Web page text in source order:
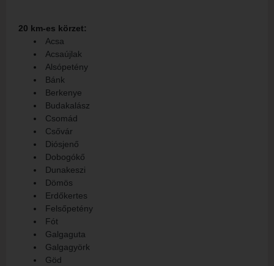
20 km-es körzet:
Acsa
Acsaújlak
Alsópetény
Bánk
Berkenye
Budakalász
Csomád
Csővár
Diósjenő
Dobogókő
Dunakeszi
Dömös
Erdőkertes
Felsőpetény
Fót
Galgaguta
Galgagyörk
Göd